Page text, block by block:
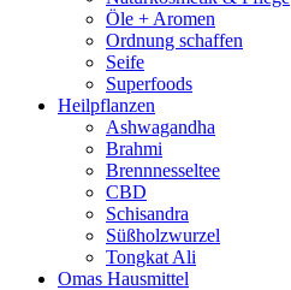
Öle + Aromen
Ordnung schaffen
Seife
Superfoods
Heilpflanzen
Ashwagandha
Brahmi
Brennnesseltee
CBD
Schisandra
Süßholzwurzel
Tongkat Ali
Omas Hausmittel